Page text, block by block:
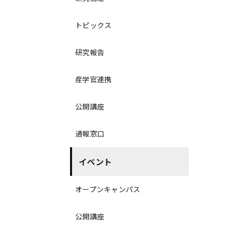
トピックス
研究報告
産学官連携
公開講座
通報窓口
イベント
オープンキャンパス
公開講座